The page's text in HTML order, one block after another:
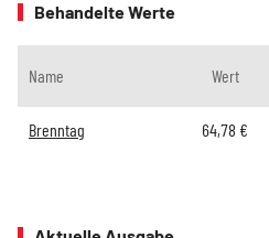
Behandelte Werte
Name Wert
Brenntag 64,78 €